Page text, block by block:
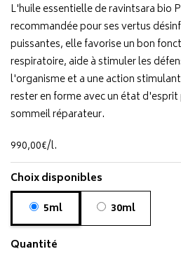
L'huile essentielle de ravintsara bio
recommandée pour ses vertus
puissantes, elle favorise un bon
respiratoire, aide à stimuler les
l'organisme et a une action
rester en forme avec un état
sommeil réparateur.
990,00€/l.
Choix disponibles
5ml
30ml
Quantité